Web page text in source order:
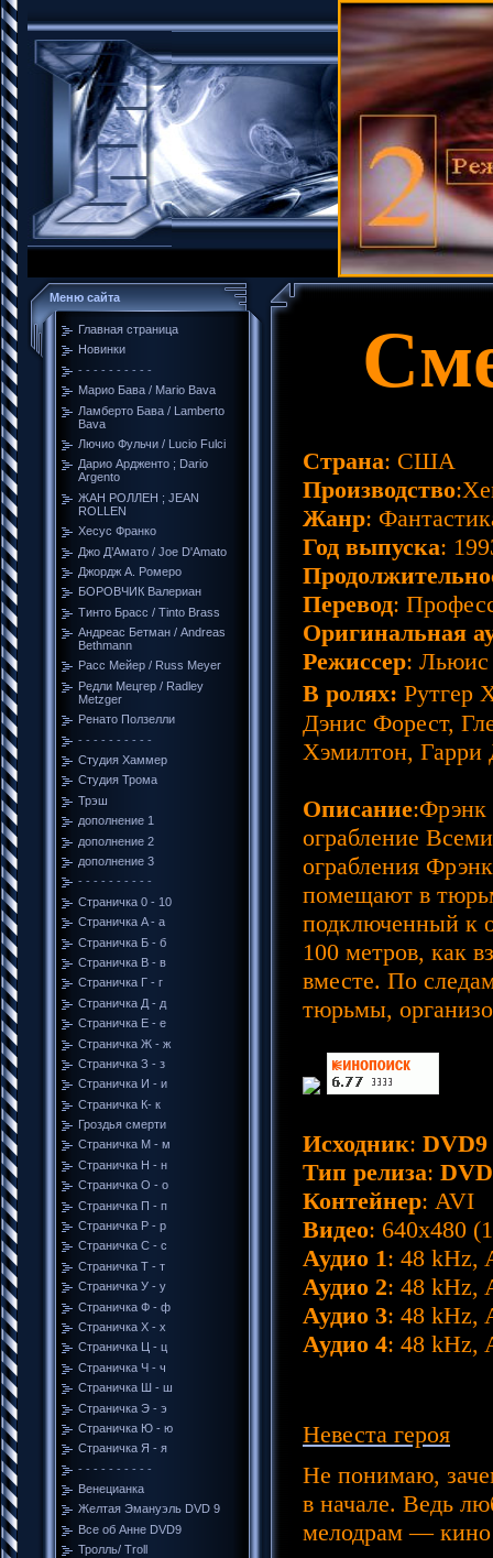
Меню сайта
Главная страница
Новинки
- - - - - - - - - -
Марио Бава / Mario Bava
Ламберто Бава / Lamberto
Bava
Лючио Фульчи / Lucio Fulci
Дарио Ардженто ; Dario
Argento
ЖАН РОЛЛЕН ; JEAN
ROLLEN
Хесус Франко
Джо Д’Амато / Joe D'Amato
Джордж A. Ромеро
БОРОВЧИК Валериан
Тинто Брасс / Tinto Brass
Андреас Бетман / Andreas
Bethmann
Расс Мейер / Russ Meyer
Редли Мецгер / Radley
Metzger
Ренато Ползелли
- - - - - - - - - -
Студия Хаммер
Студия Трома
Трэш
дополнение 1
дополнение 2
дополнение 3
- - - - - - - - - -
Страничка 0 - 10
Страничка A - a
Страничка Б - б
Страничка В - в
Cтраничка Г - г
Страничка Д - д
Cтраничка Е - е
Cтраничка Ж - ж
Страничка З - з
Страничка И - и
Страничка К- к
Гроздья смерти
Страничка М - м
Страничка Н - н
Страничка О - о
Страничка П - п
Страничка Р - р
Страничка С - с
Страничка Т - т
Страничка У - у
Страничка Ф - ф
Страничка Х - х
Страничка Ц - ц
Страничка Ч - ч
Страничка Ш - ш
Страничка Э - э
Страничка Ю - ю
Страничка Я - я
- - - - - - - - - -
Венецианка
Желтая Эмануэль DVD 9
Все об Анне DVD9
Тролль/ Troll
Страна: США
Производство
Жанр:
Год выпуска:
Перевод:
Оригинальная
Режиссер: Льюис
В ролях: Рутгер
Дэнис Форест,
Хэмилтон,
Описание:Фрэнк
ограбление
ограбления
помещают в
подключенный к
100 метров, как
вместе. По
тюрьмы,
Исходник: DVD9
Тип релиза:
Контейнер: AVI
Видео: 640x480
Аудио 1: 48 kHz,
Аудио 2: 48 kHz,
Аудио 3: 48 kHz,
Аудио 4: 48 kHz,
Невеста героя
Не понимаю,
в начале. Ведь
мелодрам — кино